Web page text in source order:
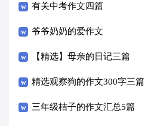
有关中考作文四篇
爷爷奶奶的爱作文
【精选】母亲的日记三篇
精选观察狗的作文300字三篇
三年级桔子的作文汇总5篇